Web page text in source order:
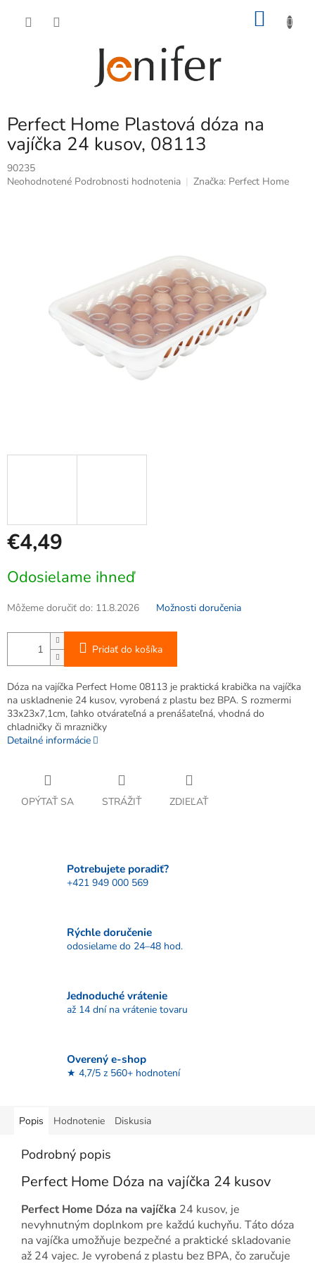
Perfect Home Plastová dóza na
vajíčka 24 kusov, 08113
90235
Priemerné
Neohodnotené Podrobnosti hodnotenia Značka: Perfect Home
€4,49
cena:
Odosielame ihneď
Môžeme doručiť do: 11.8.2026 Možnosti doručenia
Pridať do košíka
Dóza na vajíčka Perfect Home 08113 je praktická krabička na vajíčka
na uskladnenie 24 kusov, vyrobená z plastu bez BPA. S rozmermi
33x23x7,1cm, ľahko otvárateľná a prenášateľná, vhodná do
chladničky či mrazničky
Detailné informácie
OPÝTAŤ SA STRÁŽIŤ ZDIEĽAŤ
Potrebujete poradiť?
+421 949 000 569
Rýchle doručenie
odosielame do 24–48 hod.
Jednoduché vrátenie
až 14 dní na vrátenie tovaru
Overený e-shop
★ 4,7/5 z 560+ hodnotení
Popis Hodnotenie Diskusia
Podrobný popis
Perfect Home Dóza na vajíčka 24 kusov
Perfect Home Dóza na vajíčka 24 kusov, je
nevyhnutným doplnkom pre každú kuchyňu. Táto dóza
na vajíčka umožňuje bezpečné a praktické skladovanie
až 24 vajec. Je vyrobená z plastu bez BPA, čo zaručuje